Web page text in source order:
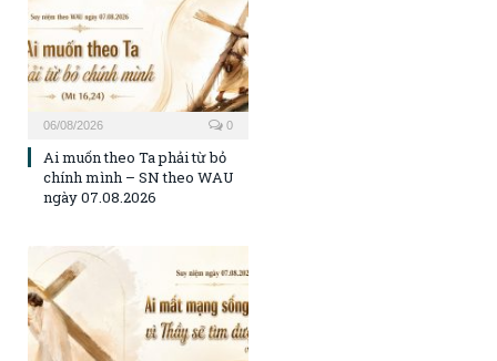
06/08/2026 0
Ai muốn theo Ta phải từ bỏ
chính mình – SN theo WAU
ngày 07.08.2026